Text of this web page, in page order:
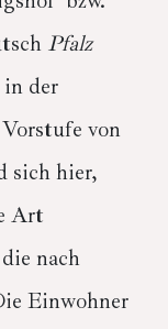
Pfalz
in der
von
sich hier,
Art
nach
Einwohner